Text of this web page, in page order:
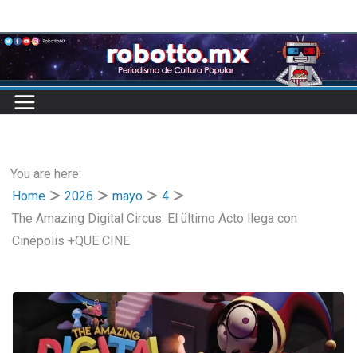
to
content
You are here:
Home
2026 mayo
4
The Amazing Digital Circus: El ültimo Acto llega con
Cinépolis +QUE CINE